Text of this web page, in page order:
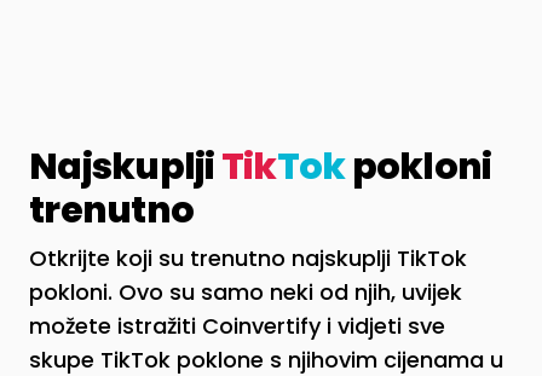
NajskupljiTikTokpokloni
trenutno
Otkrijte koji su trenutno najskuplji TikTok
pokloni. Ovo su samo neki od njih, uvijek
možete istražiti Coinvertify i vidjeti sve
skupe TikTok poklone s njihovim cijenama u